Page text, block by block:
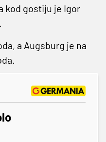
kod gostiju je Igor
a Augsburg je na